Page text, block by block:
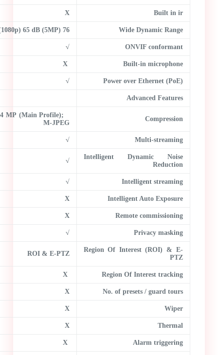
Built in ir
X
Wide Dynamic Range
76 dB (1080p) 65 dB (5MP)
ONVIF conformant
√
Built-in microphone
X
Power over Ethernet (PoE)
√
Advanced Features
Compression
MP (Main Profile);
M-JPEG
Multi-streaming
√
Intelligent Dynamic Noise
Reduction
√
Intelligent streaming
√
Intelligent Auto Exposure
X
Remote commissioning
X
Privacy masking
√
Region Of Interest (ROI) & E-
PTZ
ROI & E-PTZ
Region Of Interest tracking
X
No. of presets / guard tours
X
Wiper
X
Thermal
X
Alarm triggering
X